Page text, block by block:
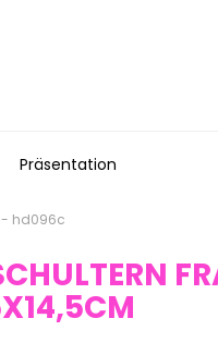
Präsentation
- hd096c